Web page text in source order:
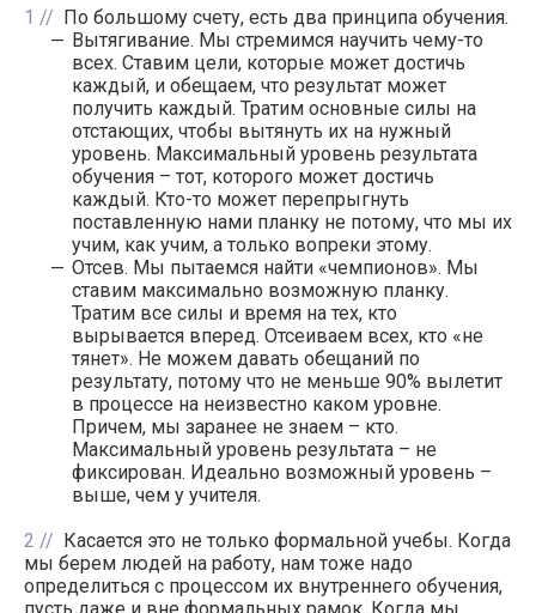
1
По большому счету, есть два принципа обучения.
Вытягивание. Мы стремимся научить чему-то
всех. Ставим цели, которые может достичь
каждый, и обещаем, что результат может
получить каждый. Тратим основные силы на
отстающих, чтобы вытянуть их на нужный
уровень. Максимальный уровень результата
обучения – тот, которого может достичь
каждый. Кто-то может перепрыгнуть
поставленную нами планку не потому, что мы их
учим, как учим, а только вопреки этому.
Отсев. Мы пытаемся найти «чемпионов». Мы
ставим максимально возможную планку.
Тратим все силы и время на тех, кто
вырывается вперед. Отсеиваем всех, кто «не
тянет». Не можем давать обещаний по
результату, потому что не меньше 90% вылетит
в процессе на неизвестно каком уровне.
Причем, мы заранее не знаем – кто.
Максимальный уровень результата – не
фиксирован. Идеально возможный уровень –
выше, чем у учителя.
2
Касается это не только формальной учебы. Когда
мы берем людей на работу, нам тоже надо
определиться с процессом их внутреннего обучения,
пусть даже и вне формальных рамок. Когда мы